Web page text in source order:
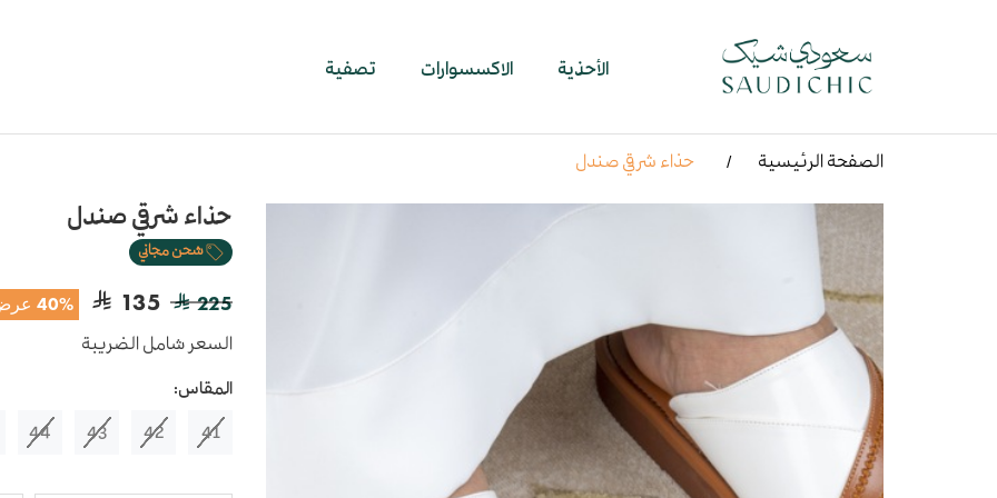
الأحذية الاكسسوارات تصفية
الصفحة الرئيسية حذاء شرقي صندل
حذاء شرقي صندل
شحن مجاني
225
135 40% عرض
السعر شامل الضريبة
المقاس:
41
42
43
44